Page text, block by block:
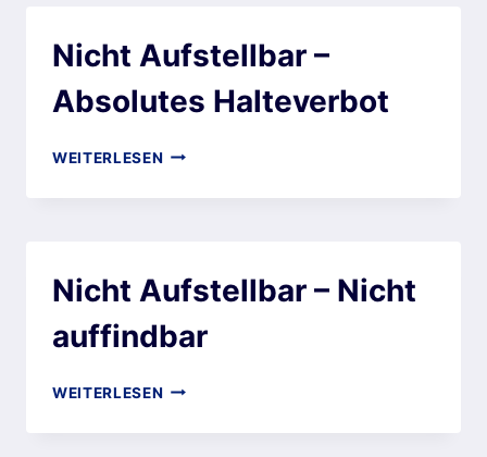
Nicht Aufstellbar –
Absolutes Halteverbot
WEITERLESEN
Nicht Aufstellbar – Nicht
auffindbar
WEITERLESEN